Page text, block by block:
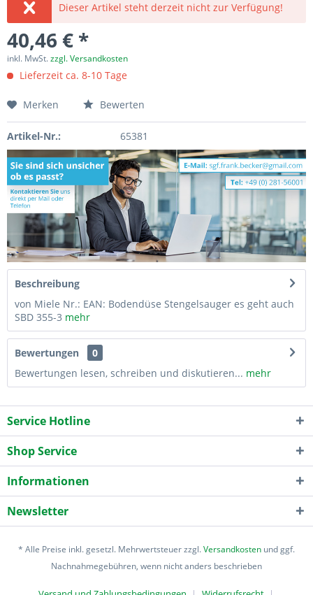
Dieser Artikel steht derzeit nicht zur Verfügung!
40,46 € *
inkl. MwSt.zzgl. Versandkosten
Lieferzeit ca. 8-10 Tage
Merken Bewerten
Artikel-Nr.: 65381
Beschreibung
von Miele Nr.: EAN: Bodendüse Stengelsauger es geht auch
SBD 355-3 mehr
Bewertungen
0
Bewertungen lesen, schreiben und diskutieren... mehr
Service Hotline
Shop Service
Informationen
Newsletter
* Alle Preise inkl. gesetzl. Mehrwertsteuer zzgl.Versandkosten und ggf.
Nachnahmegebühren, wenn nicht anders beschrieben